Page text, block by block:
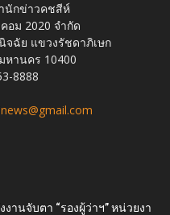
นักข่าวคชสีห์
อม 2020 จำกัด
จฉัย แขวงรัชดาภิเษก
หานคร 10400
8888
านจับตา “รองผู้ว่าฯ” หน่วยงา